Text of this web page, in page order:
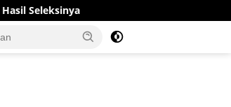
DPRD Sumedang Kawal Program